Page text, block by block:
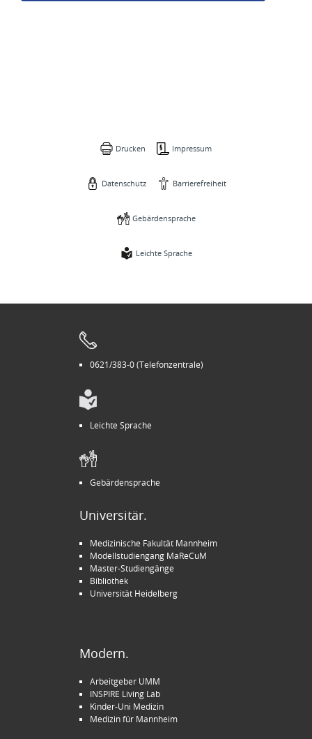
Drucken Impressum
Datenschutz Barrierefreiheit
Gebärdensprache
Leichte Sprache
0621/383-0 (Telefonzentrale)
Leichte Sprache
Gebärdensprache
Universitär.
Medizinische Fakultät Mannheim
Modellstudiengang MaReCuM
Master-Studiengänge
Bibliothek
Universität Heidelberg
Modern.
Arbeitgeber UMM
INSPIRE Living Lab
Kinder-Uni Medizin
Medizin für Mannheim